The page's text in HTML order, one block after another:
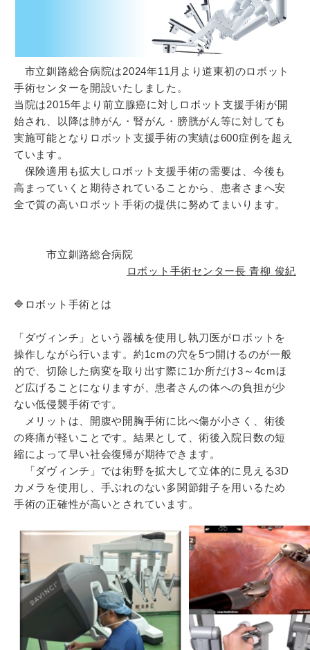
市立釧路総合病院は2024年11月より道東初のロボット
手術センターを開設いたしました。
当院は2015年より前立腺癌に対しロボット支援手術が開
始され、以降は肺がん・腎がん・膀胱がん等に対しても
実施可能となりロボット支援手術の実績は600症例を超え
ています。
保険適用も拡大しロボット支援手術の需要は、今後も
高まっていくと期待されていることから、患者さまへ安
全で質の高いロボット手術の提供に努めてまいります。
市立釧路総合病院
ロボット手術センター長 青柳 俊紀
🔷ロボット手術とは
「ダヴィンチ」という器械を使用し執刀医がロボットを
操作しながら行います。約1cmの穴を5つ開けるのが一般
的で、切除した病変を取り出す際に1か所だけ3～4cmほ
ど広げることになりますが、患者さんの体への負担が少
ない低侵襲手術です。
メリットは、開腹や開胸手術に比べ傷が小さく、術後
の疼痛が軽いことです。結果として、術後入院日数の短
縮によって早い社会復帰が期待できます。
「ダヴィンチ」では術野を拡大して立体的に見える3D
カメラを使用し、手ぶれのない多関節鉗子を用いるため
手術の正確性が高いとされています。